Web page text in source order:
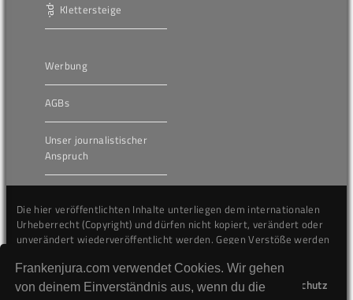
Frankenjura.com verwendet Cookies. Wir gehen
von deinem Einverständnis aus, wenn du die
Klettersteige
Werbung
AGBs
Unser journalistischer
Anspruch
Die hier veröffentlichten Inhalte unterliegen dem internationalen
Urheberrecht (Copyright) und dürfen nicht kopiert, verändert oder
unverändert wiederveröffentlicht werden. Gegen Verstöße werden
Kontakt
Impressum Datenschutz